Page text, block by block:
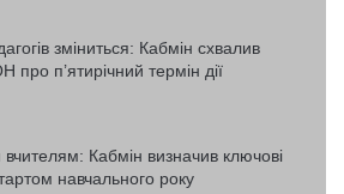
зміниться: Кабмін схвалив
про п’ятирічний термін дії
Кабмін визначив ключові
навчального року